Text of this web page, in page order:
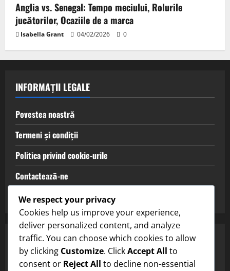
Anglia vs. Senegal: Tempo meciului, Rolurile
jucătorilor, Ocaziile de a marca
Isabella Grant 04/02/2026 0
INFORMAȚII LEGALE
Povestea noastră
Termeni și condiții
Politica privind cookie-urile
Contactează-ne
Politica de confidențialitate
CĂUTARE
Search
We respect your privacy
Cookies help us improve your experience,
deliver personalized content, and analyze
traffic. You can choose which cookies to allow
by clicking Customize. ClickAccept All to
consent or Reject All to decline non-essential